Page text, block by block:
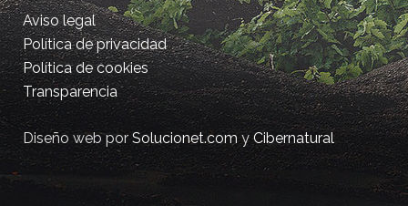
Aviso legal
Política de privacidad
Política de cookies
Transparencia
Diseño web porSolucionet.comyCibernatural